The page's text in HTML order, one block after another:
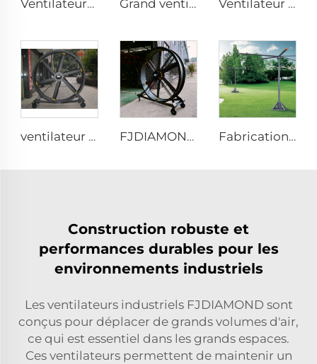
Ventilateurs industriels à haute vitesse fixés au mur de grande qualité avec moteur 220V pour usines, restaurants, fermes et hôtels Grand ventilateur de ventilation de 16ft 5m monté sur colonne au plafond avec moteur PMSM Ventilateur cyclone de ventilation pour exploitation laitière ventilateur extérieur 72 pouces en acier inoxydable AC mural 6 pièces
ventilateur sur pied silencieux de 220V, 80 pouces, 2000mm en aluminium, mobile pour gymnases FJDIAMOND Ventilateur sur pied 1,5 m 2 m 80 pouces contrôle par téléphone portable WIFI silencieux 2000 mm en aluminium pour gymnase Fabrication de ventilateurs géants de grand diamètre 16ft 5m, à grand volume et faible vitesse, type ventilateur sur colonne
Construction robuste et
performances durables pour les
environnements industriels
Les ventilateurs industriels FJDIAMOND sont
conçus pour déplacer de grands volumes d'air,
ce qui est essentiel dans les grands espaces.
Ces ventilateurs permettent de maintenir un